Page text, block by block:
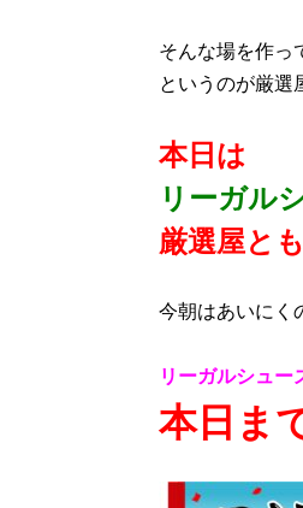
そんな場を作っ
というのが厳選
本日は
リーガル
厳選屋と
今朝はあいにく
リーガルシュ
本日ま